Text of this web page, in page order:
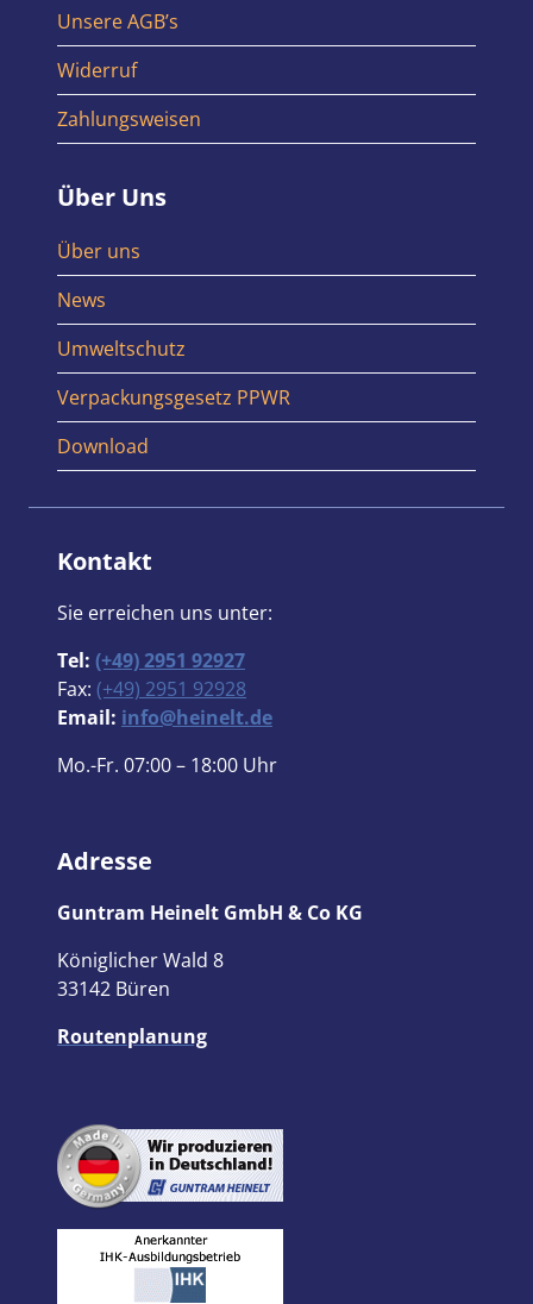
Unsere AGB’s
Widerruf
Zahlungsweisen
Über Uns
Über uns
News
Umweltschutz
Verpackungsgesetz PPWR
Download
Kontakt
Sie erreichen uns unter:
Tel: (+49) 2951 92927
Fax: (+49) 2951 92928
Email: info@heinelt.de
Mo.-Fr. 07:00 – 18:00 Uhr
Adresse
Guntram Heinelt GmbH & Co KG
Königlicher Wald 8
33142 Büren
Routenplanung